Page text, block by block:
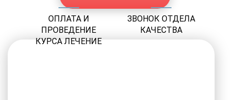
ОПЛАТА И
ПРОВЕДЕНИЕ
КУРСА ЛЕЧЕНИЕ
ЗВОНОК ОТДЕЛА
КАЧЕСТВА